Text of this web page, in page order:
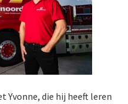
Yvonne, die hij heeft leren